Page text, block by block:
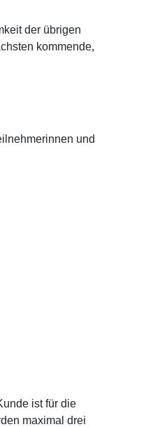
der übrigen
kommende,
und
ist für die
maximal drei